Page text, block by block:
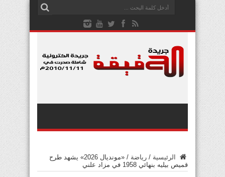
الرئيسية / رياضة /
«مونديال 2026» يشهد طرح
قميص بيليه بنهائي 1958 في مزاد علني